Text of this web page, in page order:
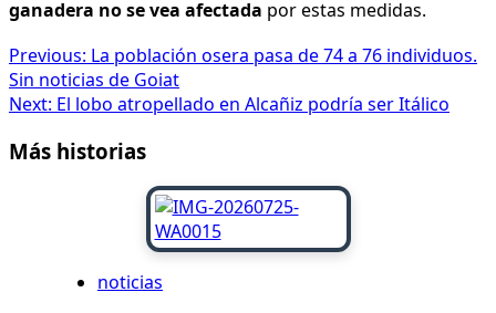
ganadera no se vea afectada por estas medidas.
Navegación
de
entradas
Previous: La población osera pasa de 74 a 76 individuos.
Sin noticias de Goiat
Next: El lobo atropellado en Alcañiz podría ser Itálico
Más historias
noticias